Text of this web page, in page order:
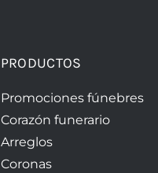
PRODUCTOS
Promociones fúnebres
Corazón funerario
Arreglos
Coronas